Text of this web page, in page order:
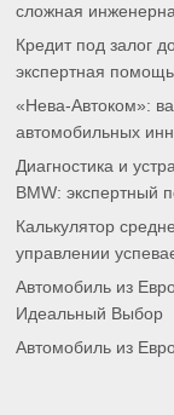
сложная
Кредит под залог
экспертная помощь
«Нева-Автоком»:
автомобильных
Диагностика и
BMW: экспертный
Калькулятор
управлении
Автомобиль из
Идеальный Выбор
Автомобиль из